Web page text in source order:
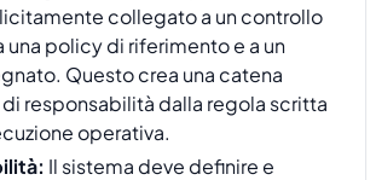
collegato a un controllo
una policy di riferimento e a un
Questo crea una catena
responsabilità dalla regola scritta
operativa.
Il sistema deve definire e